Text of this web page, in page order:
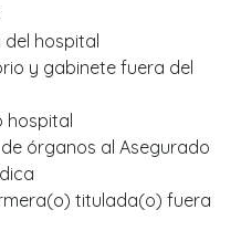
hospital
y gabinete fuera del
hospital
órganos al Asegurado
titulada(o) fuera